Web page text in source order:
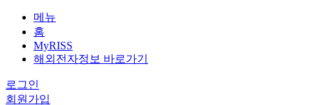
메뉴
홈
MyRISS
해외전자정보 바로가기
로그인
회원가입